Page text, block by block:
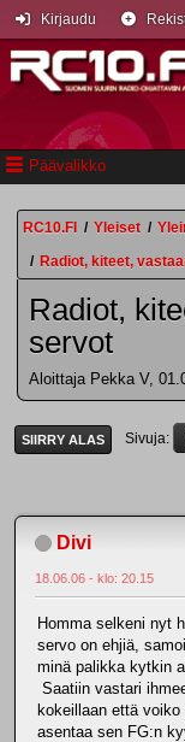
Päävalikko
Kirjaudu
RC10.FI / Yleiset /
/ Radiot, kiteet,
Radiot,
servot
Aloittaja Pekka V,
SIIRRY ALAS Sivuja
Divi
18.06.06 - klo: 20.15
Homma selkeni nyt
servo on ehjiä,
minä palikka kytkin
Saatiin vastari
kokeillaan että
asentaa sen FG:n